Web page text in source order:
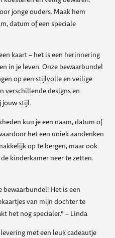
jonge ouders. Maak hem
datum of een speciale
kaart – het is een herinnering
in je leven. Onze bewaarbundel
op een stijlvolle en veilige
verschillende designs en
jouw stijl.
kun je een naam, datum of
het een uniek aandenken
op te bergen, maar ook
kinderkamer neer te zetten.
bewaarbundel! Het is een
van mijn dochter te
het nog specialer.” – Linda
levering met een leuk cadeautje